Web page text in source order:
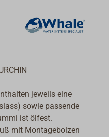
jeweils eine
sowie passende
ist ölfest.
mit Montagebolzen